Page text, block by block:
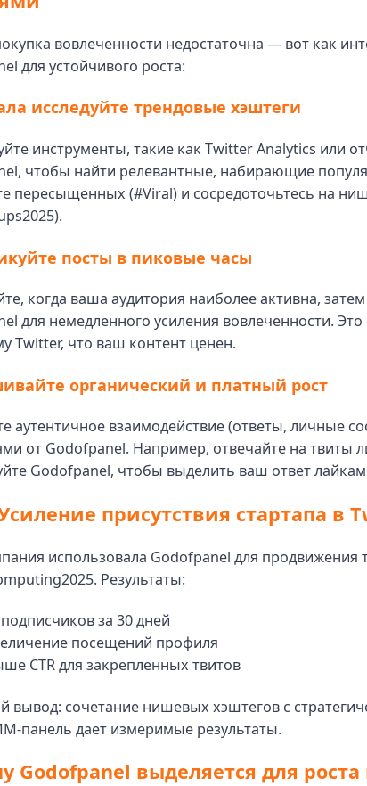
вовлеченности недостаточна — вот как
для устойчивого роста:
исследуйте трендовые хэштеги
инструменты, такие как Twitter Analytics или
чтобы найти релевантные, набирающие
пересыщенных (#Viral) и сосредоточьтесь на
посты в пиковые часы
когда ваша аудитория наиболее активна,
для немедленного усиления вовлеченности. Это
Twitter, что ваш контент ценен.
органический и платный рост
аутентичное взаимодействие (ответы, личные
от Godofpanel. Например, отвечайте на твиты
Godofpanel, чтобы выделить ваш ответ
присутствия стартапа в
использовала Godofpanel для продвижения
Результаты:
за 30 дней
посещений профиля
CTR для закрепленных твитов
вывод: сочетание нишевых хэштегов с
панель дает измеримые результаты.
Godofpanel выделяется для